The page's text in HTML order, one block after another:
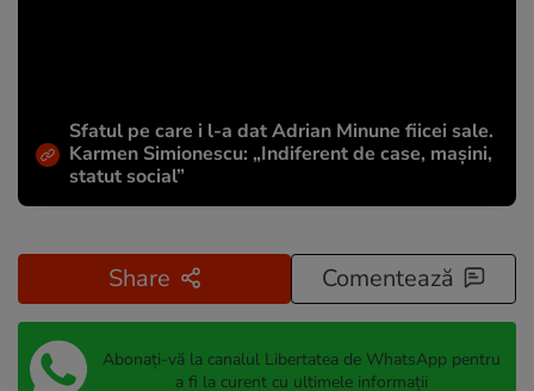
Sfatul pe care i l-a dat Adrian Minune fiicei sale.
Karmen Simionescu: „Indiferent de case, mașini,
statut social”
Share Comentează
Abonați-vă la canalul Libertatea de WhatsApp pentru
a fi la curent cu ultimele informații